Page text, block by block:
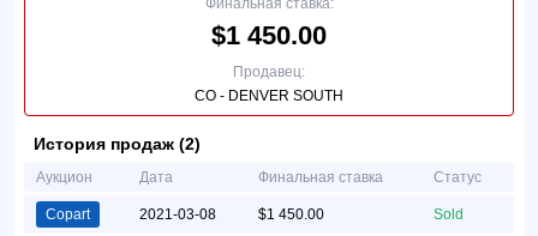
Финальная ставка:
$1 450.00
Продавец:
CO - DENVER SOUTH
История продаж (2)
Аукцион Дата Финальная ставка Статус
Copart 2021-03-08 $1 450.00 Sold